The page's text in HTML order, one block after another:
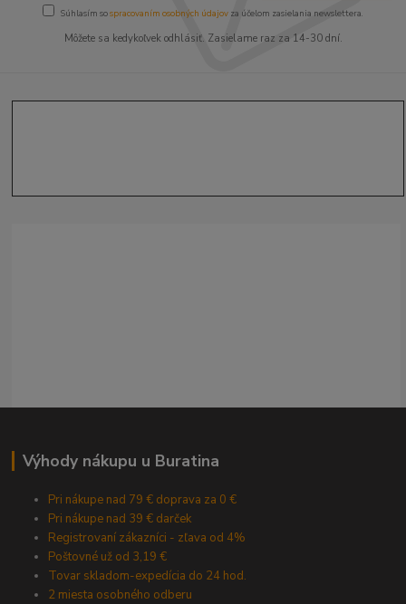
Súhlasím sospracovaním osobných údajov za účelom zasielania newslettera.
Môžete sa kedykoľvek odhlásiť. Zasielame raz za 14-30 dní.
Výhody nákupu u Buratina
Pri nákupe nad 79 € doprava za 0 €
Pri nákupe nad 39 € darček
Registrovaní zákazníci - zľava od 4%
Poštovné už od 3,19 €
Tovar skladom-expedícia do 24 hod.
2 miesta osobného odberu